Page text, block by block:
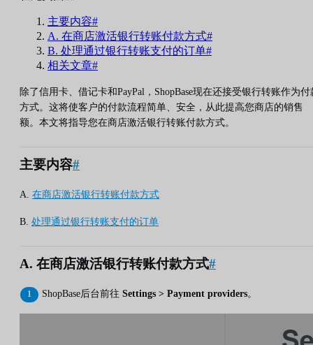
主要内容#
A. 在商店激活银行转账付款方式#
B. 处理通过银行转账支付的订单#
相关文章#
除了信用卡、借记卡和PayPal，ShopBase现在还接受银行转账作为付
方式。这将使客户的付款流程简单、安全，从此提高您商店的销售
额。本文将指导您在商店激活银行转账付款方式。
主要内容#
A. 在商店激活银行转账付款方式
B. 处理通过银行转账支付的订单
A. 在商店激活银行转账付款方式#
ShopBase后台前往 Settings > Payment providers。